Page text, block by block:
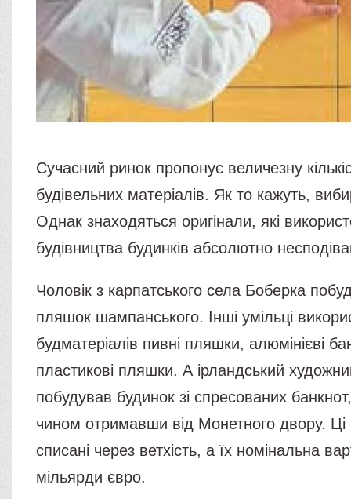
Сучасний ринок пропонує величезну
будівельних матеріалів. Як то кажуть,
Однак знаходяться оригінали, які
будівництва будинків абсолютно
Чоловік з карпатського села Боберка
пляшок шампанського. Інші умільці
будматеріалів пивні пляшки, алюмінієві
пластикові пляшки. А ірландський
побудував будинок зі спресованих
чином отримавши від Монетного двору. Ці
списані через ветхість, а їх номінальна
мільярди євро.